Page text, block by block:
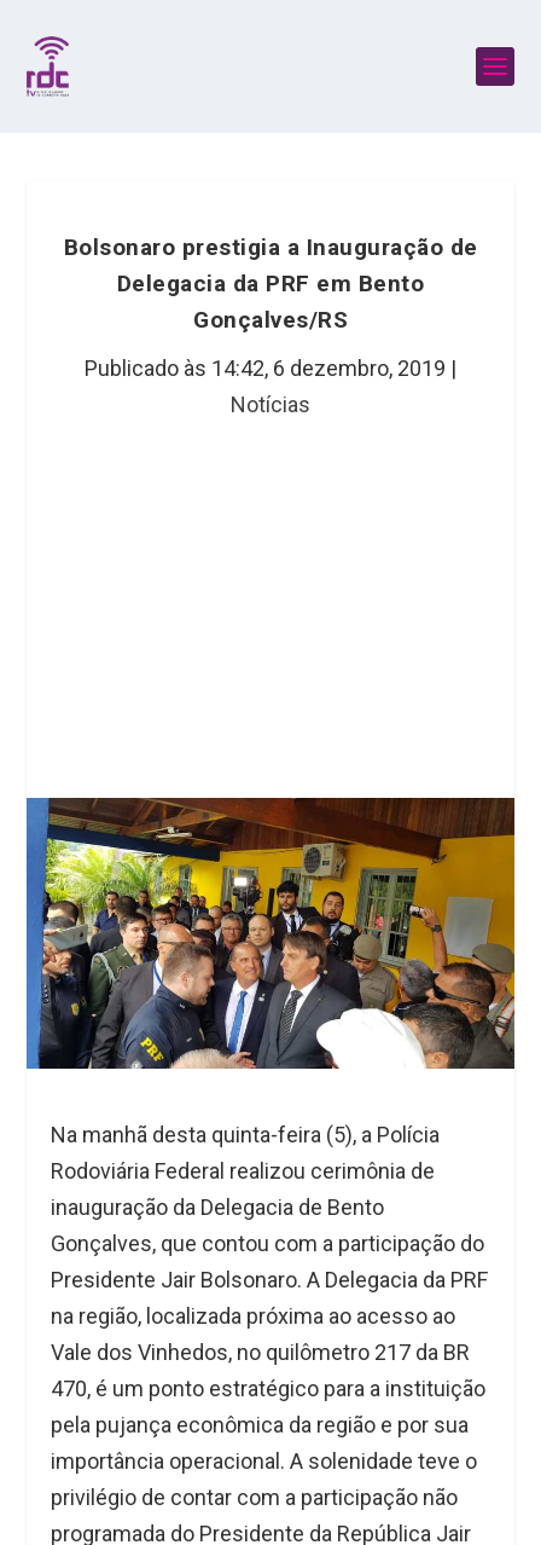
Bolsonaro prestigia a Inauguração de
Delegacia da PRF em Bento
Gonçalves/RS
Publicado às 14:42, 6 dezembro, 2019 |
Notícias
Na manhã desta quinta-feira (5), a Polícia
Rodoviária Federal realizou cerimônia de
inauguração da Delegacia de Bento
Gonçalves, que contou com a participação do
Presidente Jair Bolsonaro. A Delegacia da PRF
na região, localizada próxima ao acesso ao
Vale dos Vinhedos, no quilômetro 217 da BR
470, é um ponto estratégico para a instituição
pela pujança econômica da região e por sua
importância operacional. A solenidade teve o
privilégio de contar com a participação não
programada do Presidente da República Jair